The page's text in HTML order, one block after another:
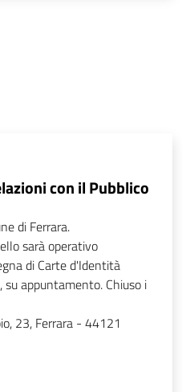
con il Pubblico
di Ferrara.
sarà operativo
di Carte d'Identità
appuntamento. Chiuso i
23, Ferrara - 44121